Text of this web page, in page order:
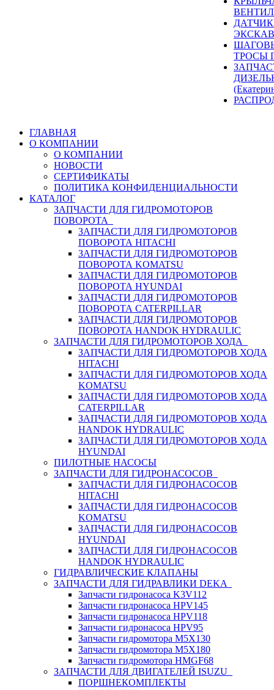
ТРОСЫ
ГЛАВНАЯ
О КОМПАНИИ
О КОМПАНИИ
НОВОСТИ
СЕРТИФИКАТЫ
ПОЛИТИКА КОНФИДЕНЦИАЛЬНОСТИ
КАТАЛОГ
ЗАПЧАСТИ ДЛЯ ГИДРОМОТОРОВ
ПОВОРОТА
ЗАПЧАСТИ ДЛЯ ГИДРОМОТОРОВ
ПОВОРОТА HITACHI
ЗАПЧАСТИ ДЛЯ ГИДРОМОТОРОВ
ПОВОРОТА KOMATSU
ЗАПЧАСТИ ДЛЯ ГИДРОМОТОРОВ
ПОВОРОТА HYUNDAI
ЗАПЧАСТИ ДЛЯ ГИДРОМОТОРОВ
ПОВОРОТА CATERPILLAR
ЗАПЧАСТИ ДЛЯ ГИДРОМОТОРОВ
ПОВОРОТА HANDOK HYDRAULIC
ЗАПЧАСТИ ДЛЯ ГИДРОМОТОРОВ ХОДА
ЗАПЧАСТИ ДЛЯ ГИДРОМОТОРОВ ХОДА
HITACHI
ЗАПЧАСТИ ДЛЯ ГИДРОМОТОРОВ ХОДА
KOMATSU
ЗАПЧАСТИ ДЛЯ ГИДРОМОТОРОВ ХОДА
CATERPILLAR
ЗАПЧАСТИ ДЛЯ ГИДРОМОТОРОВ ХОДА
HANDOK HYDRAULIC
ЗАПЧАСТИ ДЛЯ ГИДРОМОТОРОВ ХОДА
HYUNDAI
ПИЛОТНЫЕ НАСОСЫ
ЗАПЧАСТИ ДЛЯ ГИДРОНАСОСОВ
ЗАПЧАСТИ ДЛЯ ГИДРОНАСОСОВ
HITACHI
ЗАПЧАСТИ ДЛЯ ГИДРОНАСОСОВ
KOMATSU
ЗАПЧАСТИ ДЛЯ ГИДРОНАСОСОВ
HYUNDAI
ЗАПЧАСТИ ДЛЯ ГИДРОНАСОСОВ
HANDOK HYDRAULIC
ГИДРАВЛИЧЕСКИЕ КЛАПАНЫ
ЗАПЧАСТИ ДЛЯ ГИДРАВЛИКИ DEKA
Запчасти гидронасоса K3V112
Запчасти гидронасоса HPV145
Запчасти гидронасоса HPV118
Запчасти гидронасоса HPV95
Запчасти гидромотора M5X130
Запчасти гидромотора M5X180
Запчасти гидромотора HMGF68
ЗАПЧАСТИ ДЛЯ ДВИГАТЕЛЕЙ ISUZU
ПОРШНЕКОМПЛЕКТЫ